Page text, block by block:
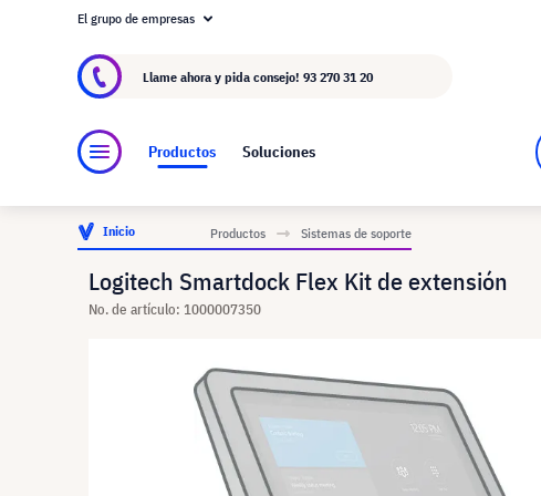
Acerca de visunext.es
El grupo de empresas
Llame ahora y pida consejo! 93 270 31 20
Productos Soluciones
Inicio Productos Sistemas de soporte
Logitech Smartdock Flex Kit de extensión
No. de artículo: 1000007350